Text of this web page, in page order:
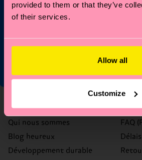
provided to them or that they’ve
of their services.
Allow all
Customize
*Ne peut pas être combiné avec d'autres
éditions limitées/spéciales et les
confidentialité
Qui nous sommes
Blog heureux
Développement durable
FAQ